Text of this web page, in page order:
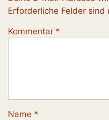
Erforderliche Felder sind
Kommentar *
Name *